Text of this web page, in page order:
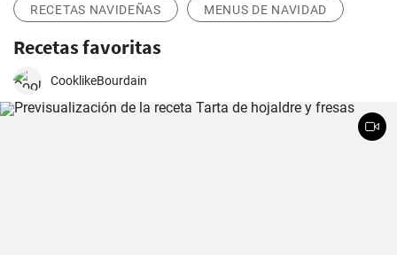
RECETAS NAVIDEÑAS MENUS DE NAVIDAD
Recetas favoritas
CooklikeBourdain